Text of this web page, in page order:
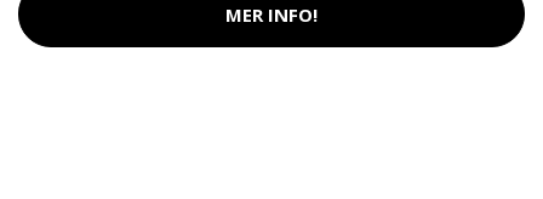
MER INFO!